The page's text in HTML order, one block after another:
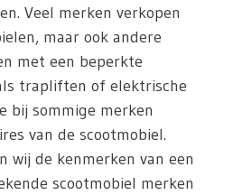
Veel merken verkopen
maar ook andere
met een beperkte
trapliften of elektrische
bij sommige merken
van de scootmobiel.
wij de kenmerken van een
scootmobiel merken